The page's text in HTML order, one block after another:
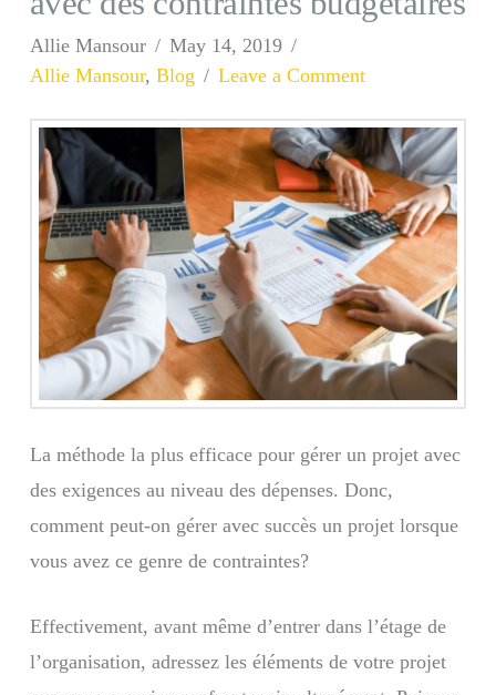
Allie Mansour
May 14, 2019
Allie Mansour, Blog Leave a Comment
La méthode la plus efficace pour gérer un projet avec
des exigences au niveau des dépenses. Donc,
comment peut-on gérer avec succès un projet lorsque
vous avez ce genre de contraintes?
Effectivement, avant même d’entrer dans l’étage de
l’organisation, adressez les éléments de votre projet